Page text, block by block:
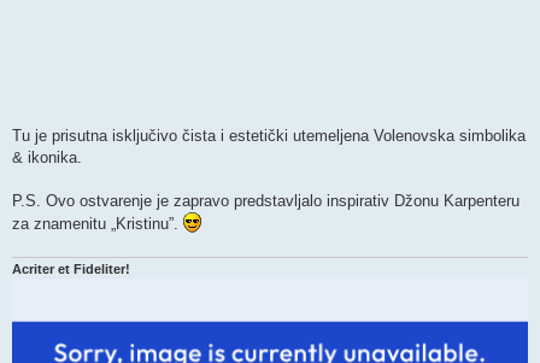
Tu je prisutna isključivo čista i estetički utemeljena Volenovska simbolika
& ikonika.
P.S. Ovo ostvarenje je zapravo predstavljalo inspirativ Džonu Karpenteru
za znamenitu „Kristinu”.
Acriter et Fideliter!